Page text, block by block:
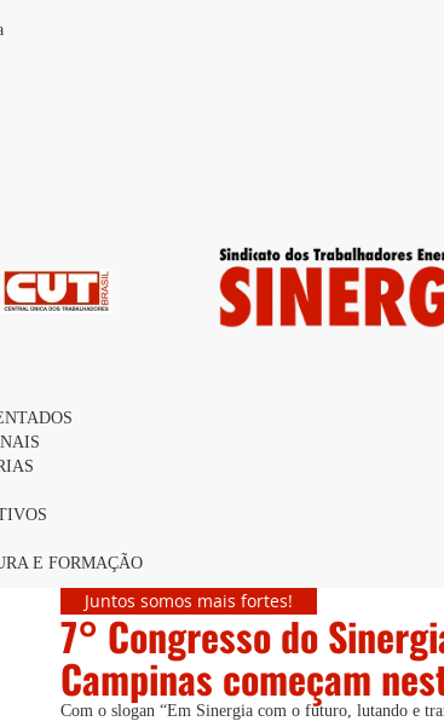
E FORMAÇÃO
Juntos somos mais fortes!
7° Congresso do
Campinas começam
Com o slogan “Em Sinergia com o futuro, lutando e